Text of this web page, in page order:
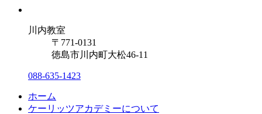
川内教室
〒771-0131
徳島市川内町大松46-11
088-635-1423
ホーム
ケーリッツアカデミーについて